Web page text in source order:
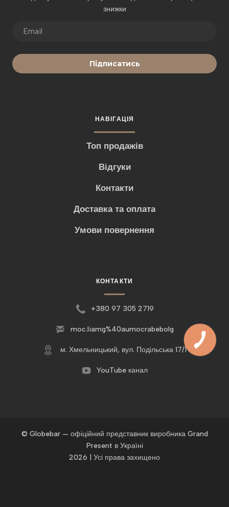
знижки
Підписатись
НАВІГАЦІЯ
Топ продажів
Відгуки
Контакти
Доставка та оплата
Умови повернення
КОНТАКТИ
+380 97 305 2719
moc.liamg%40aumocrabebolg
м. Хмельницький, вул. Подільська 17/1
YouTube канал
© Globebar — офіційний представник виробника Grand
Present в Україні
2026 | Усі права захищено